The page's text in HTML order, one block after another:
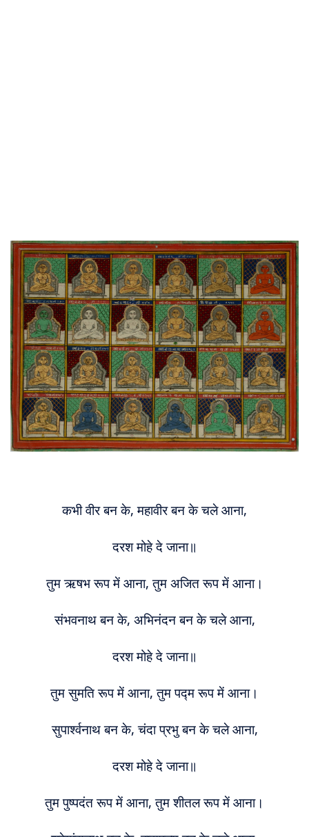
About
Us
कभी वीर बन के, महावीर बन के चले आना,
दरश मोहे दे जाना॥
तुम ऋषभ रूप में आना, तुम अजित रूप में आना।
संभवनाथ बन के, अभिनंदन बन के चले आना,
दरश मोहे दे जाना॥
तुम सुमति रूप में आना, तुम पद्‍म रूप में आना।
सुपार्श्वनाथ बन के, चंदा प्रभु बन के चले आना,
दरश मोहे दे जाना॥
तुम पुष्पदंत रूप में आना, तुम शीतल रूप में आना।